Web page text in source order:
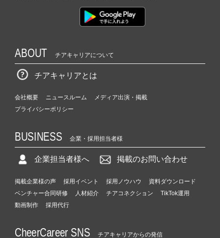
ABOUT チアキャリアについて
チアキャリアとは
会社概要 ニュースルーム
メディア出演・掲載
プライバシーポリシー
BUSINESS 企業・採用担当者様
企業担当者様へ 掲載のお問い合わせ
掲載企業様の声 採用イベント 採用ノウハウ
資料ダウンロード
ベンチャー合同研修
人材紹介 チアコネクション
TikTok運用
動画制作
採用代行
CheerCareer SNS チアキャリアからの発信